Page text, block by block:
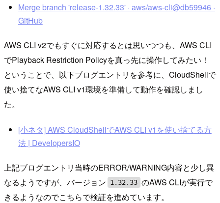
Merge branch 'release-1.32.33' · aws/aws-cli@db59946 ·
GitHub
AWS CLI v2でもすぐに対応するとは思いつつも、AWS CLI
でPlayback Restriction Policyを真っ先に操作してみたい！
ということで、以下ブログエントリを参考に、CloudShellで
使い捨てなAWS CLI v1環境を準備して動作を確認しまし
た。
[小ネタ] AWS CloudShellでAWS CLI v1を使い捨てる方
法 | DevelopersIO
上記ブログエントリ当時のERROR/WARNING内容と少し異
なるようですが、バージョン
1.32.33 のAWS CLIが実行で
きるようなのでこちらで検証を進めています。